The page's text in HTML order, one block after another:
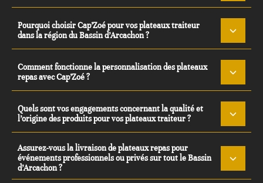
Pourquoi choisir Cap’Zoé pour vos plateaux traiteur
dans la région du Bassin d’Arcachon ?
Comment fonctionne la personnalisation des plateaux
repas avec Cap’Zoé ?
Quels sont vos engagements concernant la qualité et
l’origine des produits pour vos plateaux traiteur ?
Assurez-vous la livraison de plateaux repas pour
événements professionnels ou privés sur tout le Bassin
d’Arcachon ?